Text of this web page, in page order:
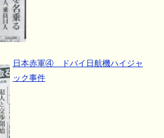
日本赤軍④ ドバイ日航機ハイジャ
ック事件